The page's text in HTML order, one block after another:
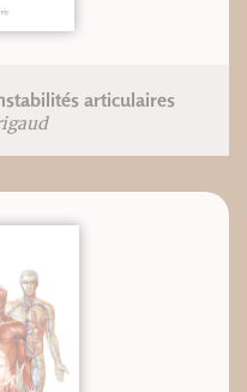
articulaires